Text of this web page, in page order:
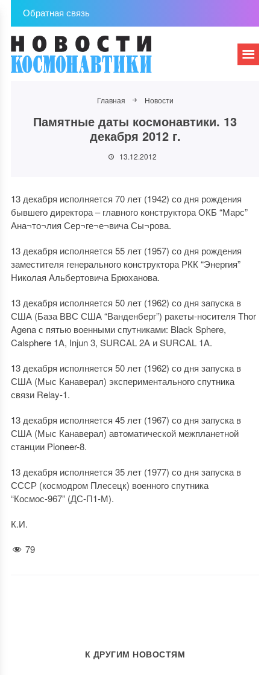
Обратная связь
Главная Новости
Памятные даты космонавтики. 13
декабря 2012 г.
13.12.2012
13 декабря исполняется 70 лет (1942) со дня рождения
бывшего директора – главного конструктора ОКБ “Марс”
Ана¬то¬лия Сер¬ге¬е¬вича Сы¬рова.
13 декабря исполняется 55 лет (1957) со дня рождения
заместителя генерального конструктора РКК “Энергия”
Николая Альбертовича Брюханова.
13 декабря исполняется 50 лет (1962) со дня запуска в
США (База ВВС США “Ванденберг”) ракеты-носителя Thor
Agena с пятью военными спутниками: Black Sphere,
Calsphere 1A, Injun 3, SURCAL 2A и SURCAL 1A.
13 декабря исполняется 50 лет (1962) со дня запуска в
США (Мыс Канаверал) экспериментального спутника
связи Relay-1.
13 декабря исполняется 45 лет (1967) со дня запуска в
США (Мыс Канаверал) автоматической межпланетной
станции Pioneer-8.
13 декабря исполняется 35 лет (1977) со дня запуска в
СССР (космодром Плесецк) военного спутника
“Космос-967” (ДС-П1-М).
К.И.
79
К ДРУГИМ НОВОСТЯМ